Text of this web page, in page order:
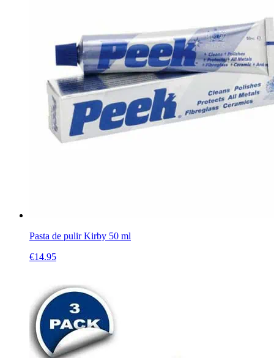
Pasta de pulir Kirby 50 ml
€14.95